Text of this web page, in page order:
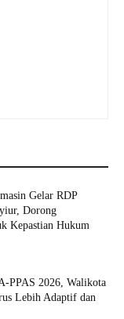
Gelar RDP
Dorong
Kepastian Hukum
PPAS 2026, Walikota
Lebih Adaptif dan